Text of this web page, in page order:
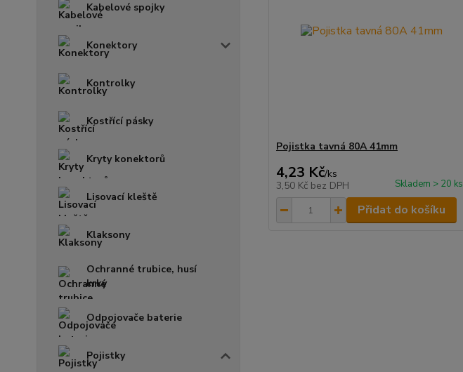
Kabelové spojky
Konektory
Kontrolky
Kostřící pásky
Kryty konektorů
Lisovací kleště
Klaksony
Ochranné trubice, husí
krky
Odpojovače baterie
Pojistky
Pojistka tavná 80A 41mm
4,23 Kč/ks
3,50 Kč bez DPH Skladem > 20 ks
Přidat do košíku